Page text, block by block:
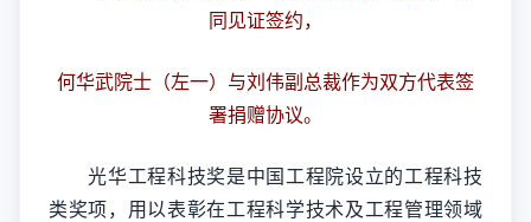
同见证签约，
何华武院士（左一）与刘伟副总裁作为双方代表签
署捐赠协议。
光华工程科技奖是中国工程院设立的工程科技
类奖项，用以表彰在工程科学技术及工程管理领域